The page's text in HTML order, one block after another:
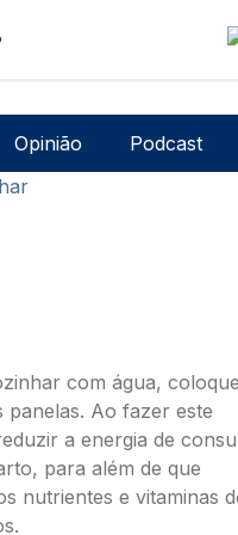
Opinião Podcast
com água, coloque
panelas. Ao fazer este
a energia de
para além de que
nutrientes e vitaminas